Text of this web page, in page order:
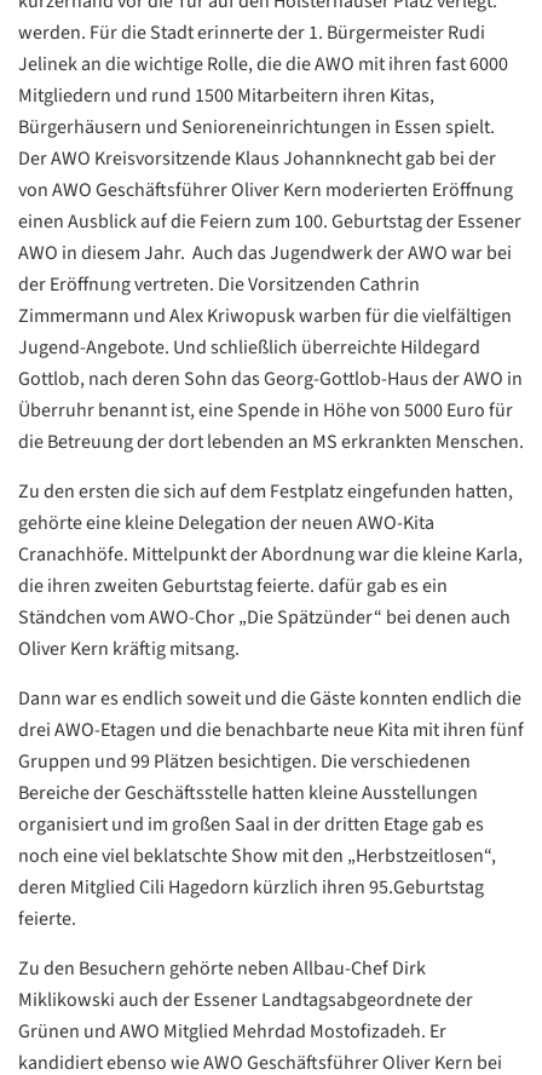
werden. Für die Stadt erinnerte der 1. Bürgermeister Rudi
Jelinek an die wichtige Rolle, die die AWO mit ihren fast 6000
Mitgliedern und rund 1500 Mitarbeitern ihren Kitas,
Bürgerhäusern und Senioreneinrichtungen in Essen spielt.
Der AWO Kreisvorsitzende Klaus Johannknecht gab bei der
von AWO Geschäftsführer Oliver Kern moderierten Eröffnung
einen Ausblick auf die Feiern zum 100. Geburtstag der Essener
AWO in diesem Jahr. Auch das Jugendwerk der AWO war bei
der Eröffnung vertreten. Die Vorsitzenden Cathrin
Zimmermann und Alex Kriwopusk warben für die vielfältigen
Jugend-Angebote. Und schließlich überreichte Hildegard
Gottlob, nach deren Sohn das Georg-Gottlob-Haus der AWO in
Überruhr benannt ist, eine Spende in Höhe von 5000 Euro für
die Betreuung der dort lebenden an MS erkrankten Menschen.
Zu den ersten die sich auf dem Festplatz eingefunden hatten,
gehörte eine kleine Delegation der neuen AWO-Kita
Cranachhöfe. Mittelpunkt der Abordnung war die kleine Karla,
die ihren zweiten Geburtstag feierte. dafür gab es ein
Ständchen vom AWO-Chor „Die Spätzünder“ bei denen auch
Oliver Kern kräftig mitsang.
Dann war es endlich soweit und die Gäste konnten endlich die
drei AWO-Etagen und die benachbarte neue Kita mit ihren fünf
Gruppen und 99 Plätzen besichtigen. Die verschiedenen
Bereiche der Geschäftsstelle hatten kleine Ausstellungen
organisiert und im großen Saal in der dritten Etage gab es
noch eine viel beklatschte Show mit den „Herbstzeitlosen“,
deren Mitglied Cili Hagedorn kürzlich ihren 95.Geburtstag
feierte.
Zu den Besuchern gehörte neben Allbau-Chef Dirk
Miklikowski auch der Essener Landtagsabgeordnete der
Grünen und AWO Mitglied Mehrdad Mostofizadeh. Er
kandidiert ebenso wie AWO Geschäftsführer Oliver Kern bei
Datenschutzerklärung
ZURÜCK
Datenschutzerklärung
Datenschutzerklärung
Übersetzen
/
Translate
ZURÜCK